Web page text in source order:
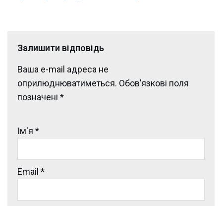
Залишити відповідь
Ваша e-mail адреса не
оприлюднюватиметься. Обов’язкові поля
позначені *
Ім'я *
Email *